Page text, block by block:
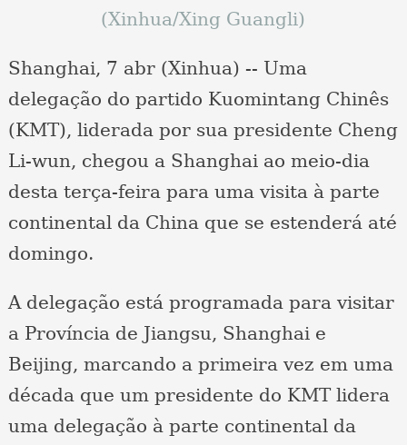
(Xinhua/Xing Guangli)
Shanghai, 7 abr (Xinhua) -- Uma
delegação do partido Kuomintang Chinês
(KMT), liderada por sua presidente Cheng
Li-wun, chegou a Shanghai ao meio-dia
desta terça-feira para uma visita à parte
continental da China que se estenderá até
domingo.
A delegação está programada para visitar
a Província de Jiangsu, Shanghai e
Beijing, marcando a primeira vez em uma
década que um presidente do KMT lidera
uma delegação à parte continental da